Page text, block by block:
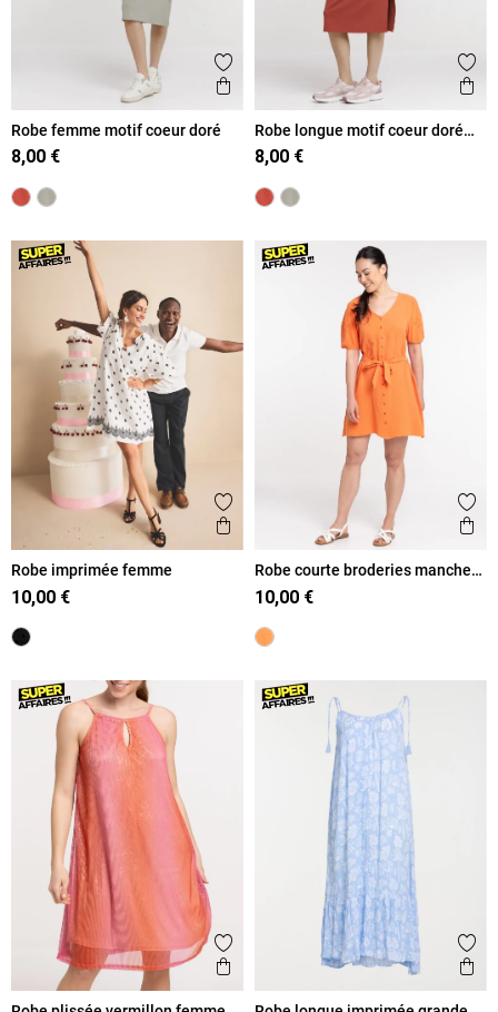
Ajouter aux favoris
Aperçu rapide
Robe femme motif coeur doré
8,00 €
Robe longue motif coeur doré
femme
8,00 €
Ajouter aux favoris
Aperçu rapide
Robe imprimée femme
10,00 €
Robe courte broderies manches
femme
10,00 €
Ajouter aux favoris
Aperçu rapide